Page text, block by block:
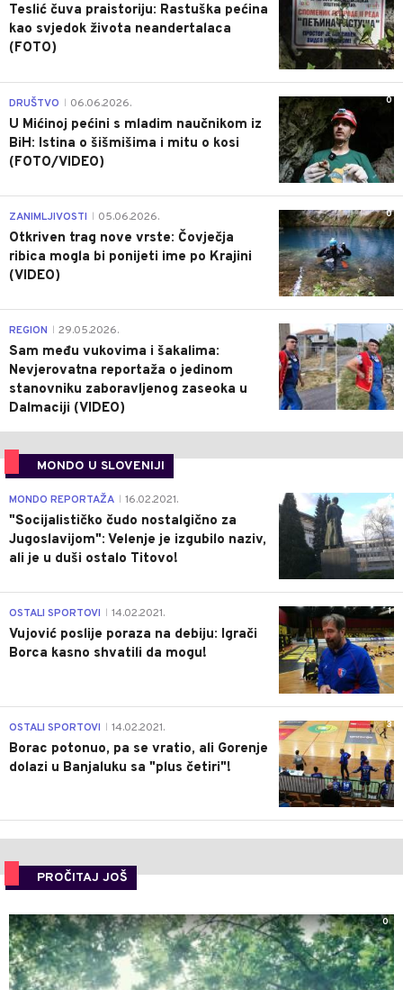
Teslić čuva praistoriju: Rastuška pećina
kao svjedok života neandertalaca
(FOTO)
0
DRUŠTVO 06.06.2026.
U Mićinoj pećini s mladim naučnikom iz
BiH: Istina o šišmišima i mitu o kosi
(FOTO/VIDEO)
0
ZANIMLJIVOSTI 05.06.2026.
Otkriven trag nove vrste: Čovječja
ribica mogla bi ponijeti ime po Krajini
(VIDEO)
0
REGION 29.05.2026.
Sam među vukovima i šakalima:
Nevjerovatna reportaža o jedinom
stanovniku zaboravljenog zaseoka u
Dalmaciji (VIDEO)
MONDO U SLOVENIJI
4
MONDO REPORTAŽA 16.02.2021.
"Socijalističko čudo nostalgično za
Jugoslavijom": Velenje je izgubilo naziv,
ali je u duši ostalo Titovo!
1
OSTALI SPORTOVI 14.02.2021.
Vujović poslije poraza na debiju: Igrači
Borca kasno shvatili da mogu!
3
OSTALI SPORTOVI 14.02.2021.
Borac potonuo, pa se vratio, ali Gorenje
dolazi u Banjaluku sa "plus četiri"!
PROČITAJ JOŠ
0